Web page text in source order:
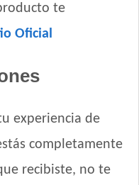
te
Oficial
experiencia de
completamente
recibiste, no te